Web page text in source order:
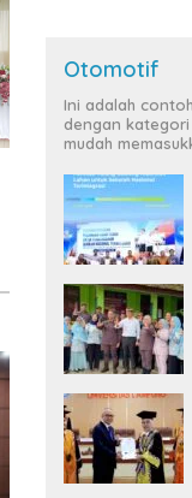
Otomotif
Ini adalah
dengan
mudah